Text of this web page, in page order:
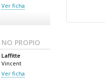
Ver ficha
NO PROPIO
Laffitte
Vincent
Ver ficha